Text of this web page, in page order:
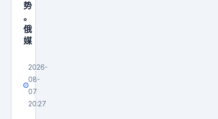
势
。
俄
媒
2026-
08-
07
20:27